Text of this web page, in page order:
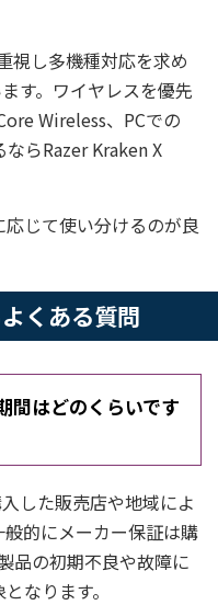
視し多機種対応を求め
す。ワイヤレスを優先
Wireless、PCでの
らRazer Kraken X
じて使い分けるのが良
くある質問
はどのくらいです
した販売店や地域によ
的にメーカー保証は購
品の初期不良や故障に
なります。